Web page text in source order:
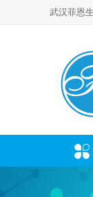
武汉菲恩